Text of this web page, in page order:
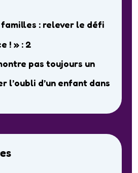
: relever le défi
! » : 2
pas toujours un
l’oubli d’un enfant dans